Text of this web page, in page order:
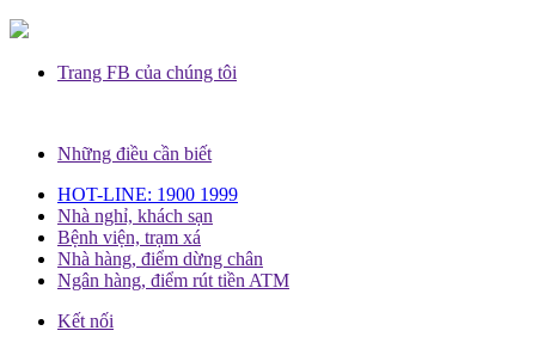
Trang FB của chúng tôi
Những điều cần biết
HOT-LINE: 1900 1999
Nhà nghỉ, khách sạn
Bệnh viện, trạm xá
Nhà hàng, điểm dừng chân
Ngân hàng, điểm rút tiền ATM
Kết nối